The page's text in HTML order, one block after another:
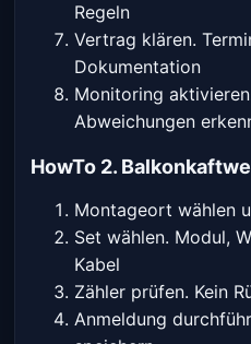
Regeln
Vertrag klären.
Dokumentation
Monitoring
Abweichungen
HowTo 2.
Montageort wählen
Set wählen. Modul,
Kabel
Zähler prüfen. Kein
Anmeldung